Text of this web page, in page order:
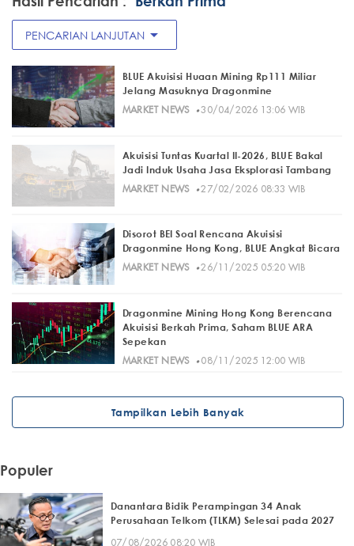
PENCARIAN LANJUTAN arrow_drop_down
BLUE Akuisisi Huaan Mining Rp111 Miliar
Jelang Masuknya Dragonmine
MARKET NEWS· 30/04/2026 13:06 WIB
Akuisisi Tuntas Kuartal II-2026, BLUE Bakal
Jadi Induk Usaha Jasa Eksplorasi Tambang
MARKET NEWS· 27/02/2026 08:33 WIB
Disorot BEI Soal Rencana Akuisisi
Dragonmine Hong Kong, BLUE Angkat Bicara
MARKET NEWS· 26/11/2025 05:20 WIB
Dragonmine Mining Hong Kong Berencana
Akuisisi Berkah Prima, Saham BLUE ARA
Sepekan
MARKET NEWS· 08/11/2025 12:00 WIB
Tampilkan Lebih Banyak
Populer
Danantara Bidik Perampingan 34 Anak
Perusahaan Telkom (TLKM) Selesai pada 2027
07/08/2026 08:20 WIB